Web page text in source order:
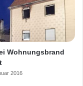
Wohnungsbrand
2016